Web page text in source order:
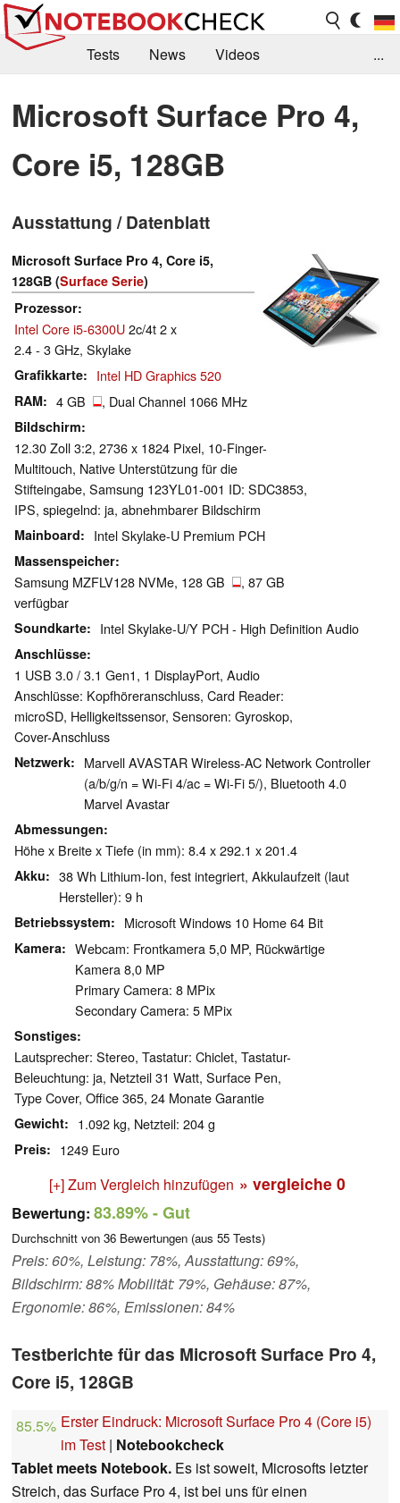
Tests News
Videos
Kaufberatung
Deals Suche
Jobs
Forum
...
Microsoft Surface Pro 4,
Core i5, 128GB
Ausstattung / Datenblatt
Microsoft Surface Pro 4, Core i5,
128GB (Surface Serie)
Prozessor
Intel Core i5-6300U2c/4t 2 x
2.4 - 3 GHz, Skylake
Grafikkarte Intel HD Graphics 520
RAM 4 GB , Dual Channel 1066 MHz
Bildschirm
12.30 Zoll 3:2, 2736 x 1824 Pixel, 10-Finger-
Multitouch, Native Unterstützung für die
Stifteingabe, Samsung 123YL01-001 ID: SDC3853,
IPS, spiegelnd: ja, abnehmbarer Bildschirm
Mainboard Intel Skylake-U Premium PCH
Massenspeicher
Samsung MZFLV128 NVMe, 128 GB
, 87 GB
verfügbar
Soundkarte Intel Skylake-U/Y PCH - High Definition Audio
Anschlüsse
1 USB 3.0 / 3.1 Gen1, 1 DisplayPort, Audio
Anschlüsse: Kopfhöreranschluss, Card Reader:
microSD, Helligkeitssensor, Sensoren: Gyroskop,
Cover-Anschluss
Netzwerk
Marvell AVASTAR Wireless-AC Network Controller
(a/b/g/n = Wi-Fi 4/ac = Wi-Fi 5/), Bluetooth 4.0
Marvel Avastar
Abmessungen
Höhe x Breite x Tiefe (in mm): 8.4 x 292.1 x 201.4
Akku
38 Wh Lithium-Ion, fest integriert, Akkulaufzeit (laut
Hersteller): 9 h
Betriebssystem Microsoft Windows 10 Home 64 Bit
Kamera
Webcam: Frontkamera 5,0 MP, Rückwärtige
Kamera 8,0 MP
Primary Camera: 8 MPix
Secondary Camera: 5 MPix
Sonstiges
Lautsprecher: Stereo, Tastatur: Chiclet, Tastatur-
Beleuchtung: ja, Netzteil 31 Watt, Surface Pen,
Type Cover, Office 365, 24 Monate Garantie
Gewicht 1.092 kg, Netzteil: 204 g
Preis 1249 Euro
[+] Zum Vergleich hinzufügen » vergleiche 0
Bewertung: 83.89%- Gut
Durchschnitt von 36 Bewertungen (aus 55 Tests)
Preis: 60%, Leistung: 78%, Ausstattung: 69%,
Bildschirm: 88% Mobilität: 79%, Gehäuse: 87%,
Ergonomie: 86%, Emissionen: 84%
Testberichte für das Microsoft Surface Pro 4,
Core i5, 128GB
85.5% Erster Eindruck: Microsoft Surface Pro 4 (Core i5)
im Test | Notebookcheck
Tablet meets Notebook. Es ist soweit, Microsofts letzter
Streich, das Surface Pro 4, ist bei uns für einen